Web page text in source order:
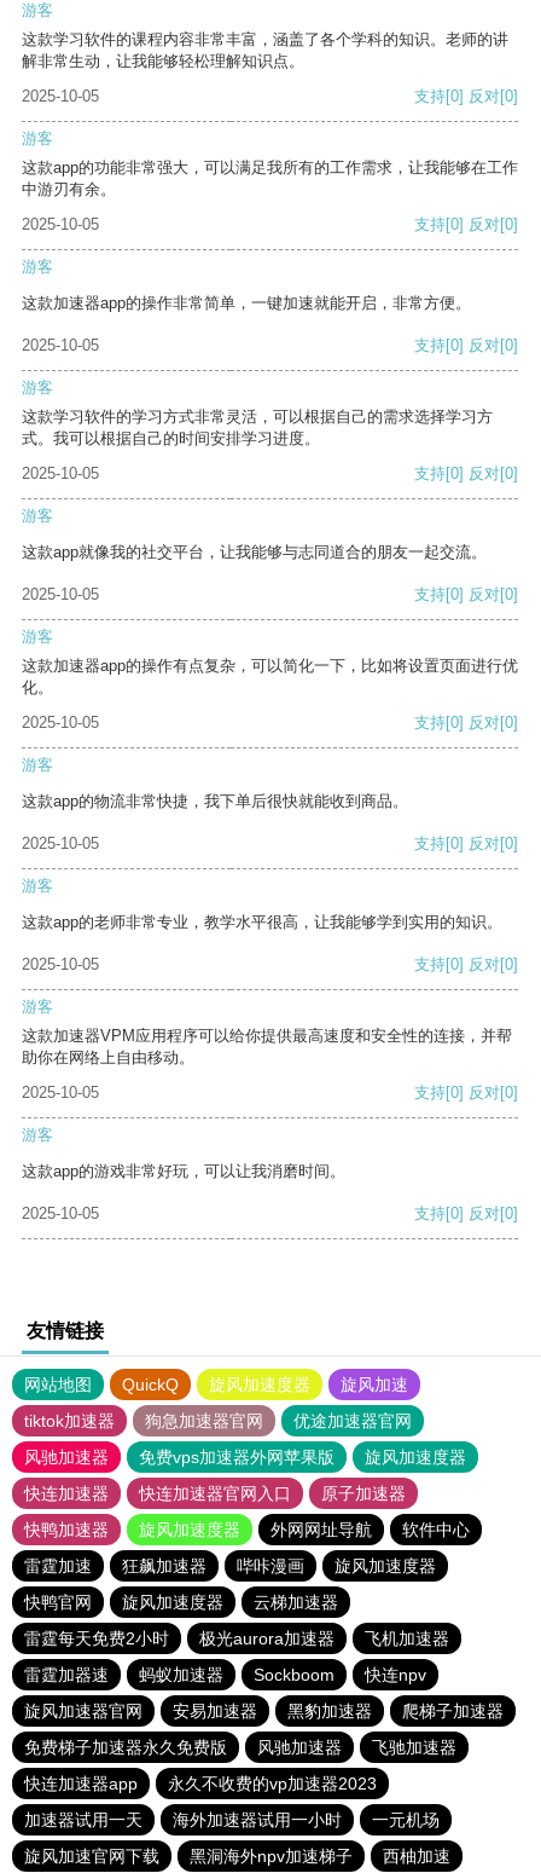
游客
这款学习软件的课程内容非常丰富，涵盖了各个学科的知识。老师的讲
解非常生动，让我能够轻松理解知识点。
2025-10-05
支持[0] 反对[0]
游客
这款app的功能非常强大，可以满足我所有的工作需求，让我能够在工作
中游刃有余。
2025-10-05
支持[0] 反对[0]
游客
这款加速器app的操作非常简单，一键加速就能开启，非常方便。
2025-10-05 支持[0] 反对[0]
游客
这款学习软件的学习方式非常灵活，可以根据自己的需求选择学习方
式。我可以根据自己的时间安排学习进度。
2025-10-05
支持[0] 反对[0]
游客
这款app就像我的社交平台，让我能够与志同道合的朋友一起交流。
2025-10-05 支持[0] 反对[0]
游客
这款加速器app的操作有点复杂，可以简化一下，比如将设置页面进行优
化。
2025-10-05
支持[0] 反对[0]
游客
这款app的物流非常快捷，我下单后很快就能收到商品。
2025-10-05 支持[0] 反对[0]
游客
这款app的老师非常专业，教学水平很高，让我能够学到实用的知识。
2025-10-05 支持[0] 反对[0]
游客
这款加速器VPM应用程序可以给你提供最高速度和安全性的连接，并帮
助你在网络上自由移动。
2025-10-05
支持[0] 反对[0]
游客
这款app的游戏非常好玩，可以让我消磨时间。
2025-10-05 支持[0] 反对[0]
友情链接
网站地图 QuickQ 旋风加速度器
旋风加速
tiktok加速器
狗急加速器官网
优途加速器官网
风驰加速器
免费vps加速器外网苹果版
旋风加速度器
快连加速器
快连加速器官网入口
原子加速器
快鸭加速器
旋风加速度器 外网网址导航
软件中心
雷霆加速
狂飙加速器 哔咔漫画
旋风加速度器
快鸭官网
旋风加速度器
云梯加速器
雷霆每天免费2小时
极光aurora加速器
飞机加速器
雷霆加器速
蚂蚁加速器 Sockboom
快连npv
旋风加速器官网
安易加速器 黑豹加速器
爬梯子加速器
免费梯子加速器永久免费版
风驰加速器
飞驰加速器
快连加速器app
永久不收费的vp加速器2023
加速器试用一天
海外加速器试用一小时
一元机场
旋风加速官网下载
黑洞海外npv加速梯子 西柚加速